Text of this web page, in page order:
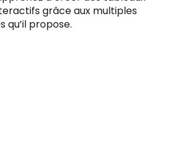
grâce aux multiples
qu’il propose.